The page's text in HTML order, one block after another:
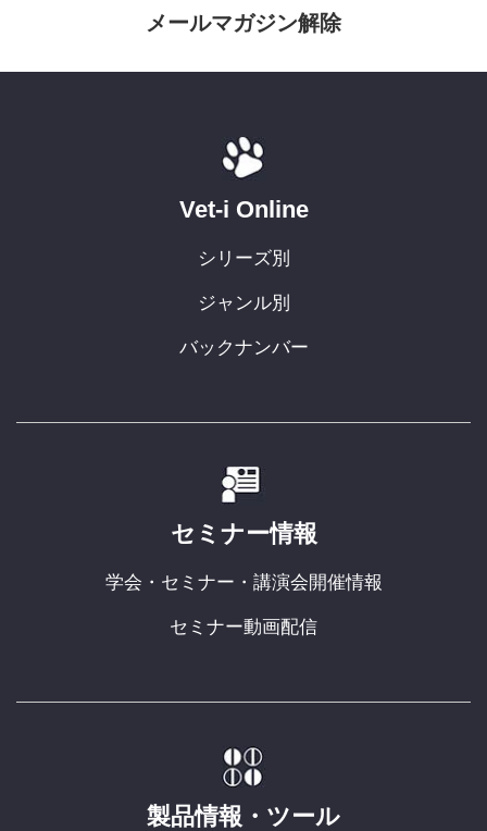
メールマガジン解除
Vet-i Online
シリーズ別
ジャンル別
バックナンバー
セミナー情報
学会・セミナー・講演会開催情報
セミナー動画配信
製品情報・ツール